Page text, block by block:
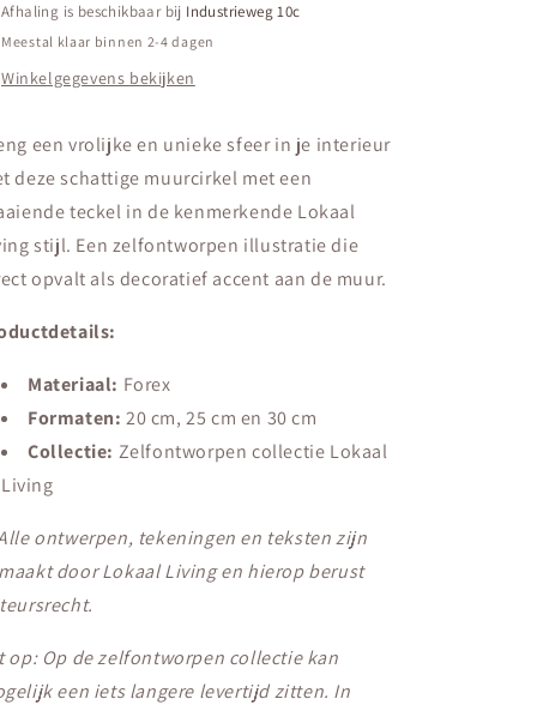
Afhaling is beschikbaar bij Industrieweg 10c
Meestal klaar binnen 2-4 dagen
Winkelgegevens bekijken
een vrolijke en unieke sfeer in je interieur
deze schattige muurcirkel met een
teckel in de kenmerkende Lokaal
stijl. Een zelfontworpen illustratie die
opvalt als decoratief accent aan de muur.
Materiaal: Forex
Formaten: 20 cm, 25 cm en 30 cm
Collectie: Zelfontworpen collectie Lokaal
Living
ontwerpen, tekeningen en teksten zijn
door Lokaal Living en hierop berust
op: Op de zelfontworpen collectie kan
een iets langere levertijd zitten. In